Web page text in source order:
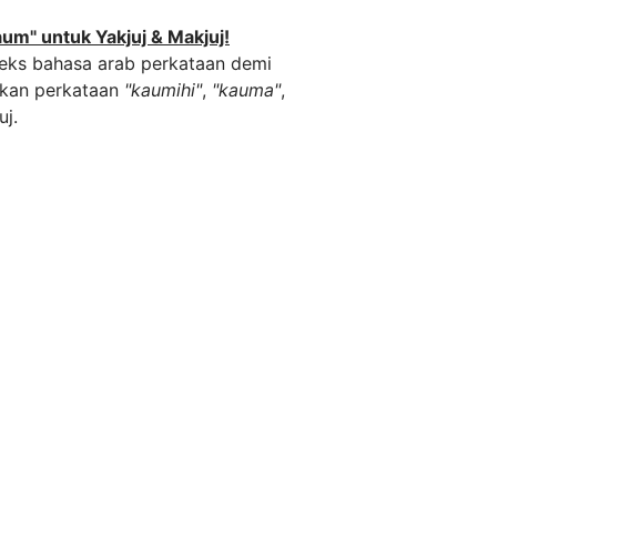
untuk Yakjuj & Makjuj!
bahasa arab perkataan demi
perkataan "kaumihi", "kauma",